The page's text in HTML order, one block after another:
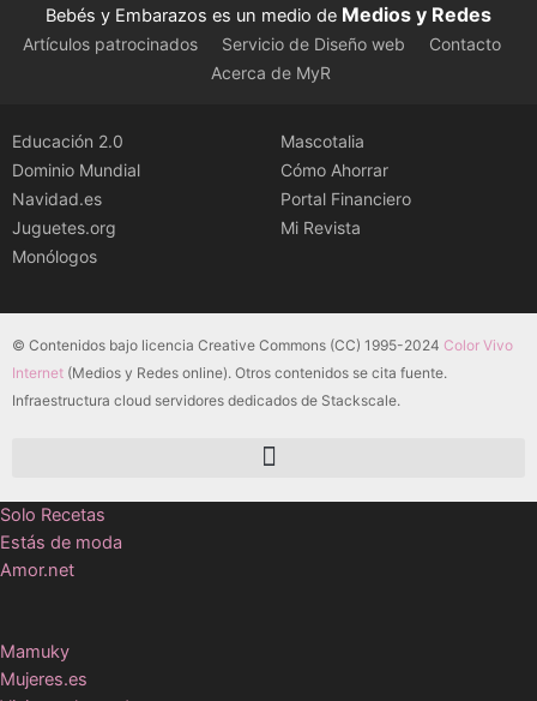
Bebés y Embarazos es un medio de Medios y Redes
Artículos patrocinados Servicio de Diseño web
Contacto
Acerca de MyR
Educación 2.0
Dominio Mundial
Navidad.es
Juguetes.org
Monólogos
Mascotalia
Cómo Ahorrar
Portal Financiero
Mi Revista
© Contenidos bajo licencia Creative Commons (CC) 1995-2024 Color Vivo
Internet (Medios y Redes online). Otros contenidos se cita fuente.
Infraestructura cloud servidores dedicados de Stackscale.
Solo Recetas
Estás de moda
Amor.net
Mamuky
Mujeres.es